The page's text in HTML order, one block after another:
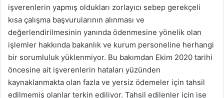
işverenlerin yapmış oldukları zorlayıcı sebep gerekçeli
kısa çalışma başvurularının alınması ve
değerlendirilmesinin yanında ödenmesine yönelik olan
işlemler hakkında bakanlık ve kurum personeline herhangi
bir sorumluluk yüklenmiyor. Bu bakımdan Ekim 2020 tarihi
öncesine ait işverenlerin hataları yüzünden
kaynaklanmakta olan fazla ve yersiz ödemeler için tahsil
edilmemiş olanlar terkin ediliyor. Tahsil edilenler için ise